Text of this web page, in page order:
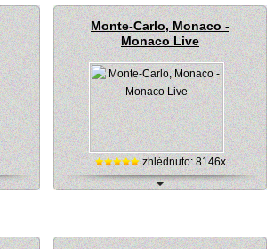
Monte-Carlo, Monaco -
Monaco Live
zhlédnuto: 8146x